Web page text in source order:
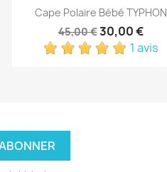
Aperçu rapide
Cape Polaire Bébé TYPHON
45,00 €30,00 €
1 avis